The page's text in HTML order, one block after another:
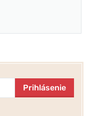
Prihlásenie